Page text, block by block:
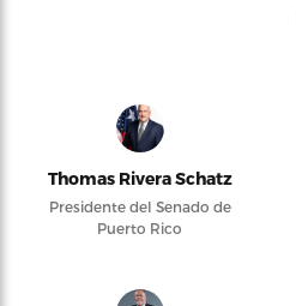
Thomas Rivera Schatz
Presidente del Senado de
Puerto Rico